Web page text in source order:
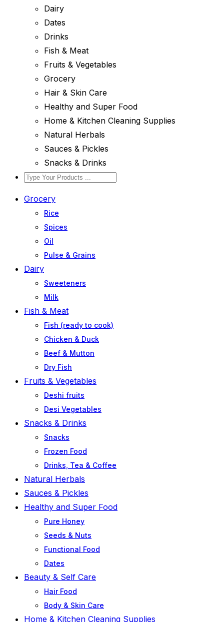
Dairy
Dates
Drinks
Fish & Meat
Fruits & Vegetables
Grocery
Hair & Skin Care
Healthy and Super Food
Home & Kitchen Cleaning Supplies
Natural Herbals
Sauces & Pickles
Snacks & Drinks
Grocery
Rice
Spices
Oil
Pulse & Grains
Dairy
Sweeteners
Milk
Fish & Meat
Fish (ready to cook)
Chicken & Duck
Beef & Mutton
Dry Fish
Fruits & Vegetables
Deshi fruits
Desi Vegetables
Snacks & Drinks
Snacks
Frozen Food
Drinks, Tea & Coffee
Natural Herbals
Sauces & Pickles
Healthy and Super Food
Pure Honey
Seeds & Nuts
Functional Food
Dates
Beauty & Self Care
Hair Food
Body & Skin Care
Home & Kitchen Cleaning Supplies